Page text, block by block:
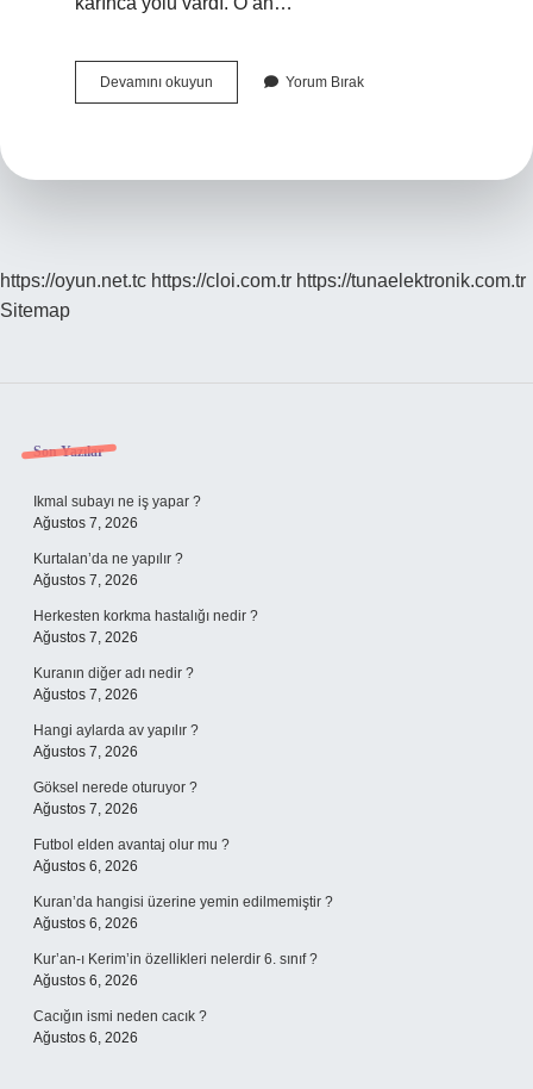
Devamını okuyun Karıncaya
sormuşlar
Yorum Bırak
https://oyun.net.tc https://cloi.com.tr https://tunaelektronik.com.tr
Sitemap
Sidebar
Son Yazılar
Ikmal subayı ne iş yapar ?
Ağustos 7, 2026
Kurtalan’da ne yapılır ?
Ağustos 7, 2026
Herkesten korkma hastalığı nedir ?
Ağustos 7, 2026
Kuranın diğer adı nedir ?
Ağustos 7, 2026
Hangi aylarda av yapılır ?
Ağustos 7, 2026
Göksel nerede oturuyor ?
Ağustos 7, 2026
Futbol elden avantaj olur mu ?
Ağustos 6, 2026
Kuran’da hangisi üzerine yemin edilmemiştir ?
Ağustos 6, 2026
Kur’an-ı Kerim’in özellikleri nelerdir 6. sınıf ?
Ağustos 6, 2026
Cacığın ismi neden cacık ?
Ağustos 6, 2026